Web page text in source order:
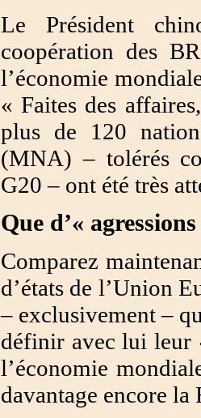
Le Président
coopération des
l’économie
« Faites des
plus de 120
(MNA) – tolérés
G20 – ont été très
Que d’«
Comparez
d’états de l’Union
– exclusivement –
définir avec lui leur
l’économie
davantage encore la